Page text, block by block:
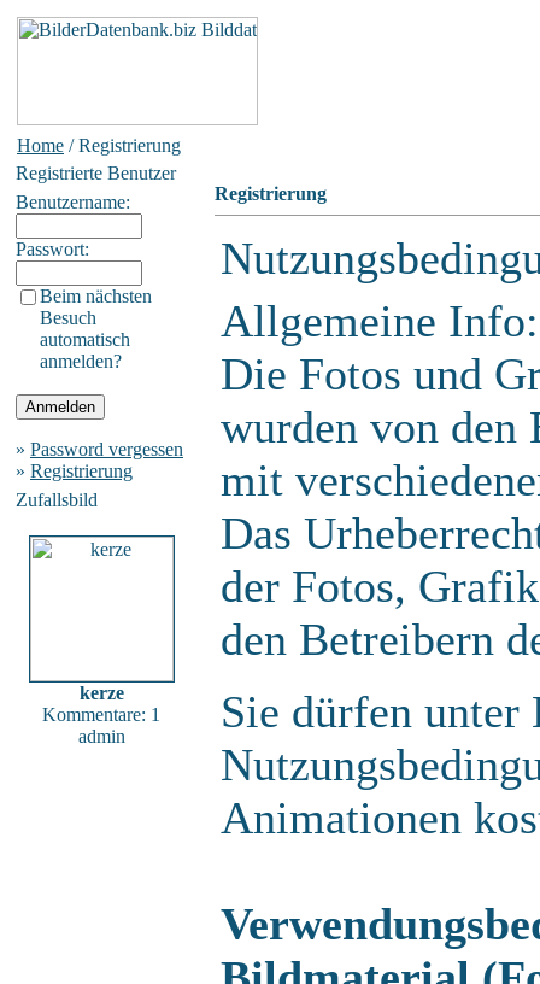
Home / Registrierung
Registrierte Benutzer
Benutzername:
Passwort:
Beim nächsten
Besuch
automatisch
anmelden?
» Password vergessen
» Registrierung
Zufallsbild
kerze
Kommentare: 1
admin
Registrierung
Allgemeine Info:
Die Fotos und
wurden von den
mit
Das
der Fotos,
den Betreibern
Sie dürfen unter
Animationen